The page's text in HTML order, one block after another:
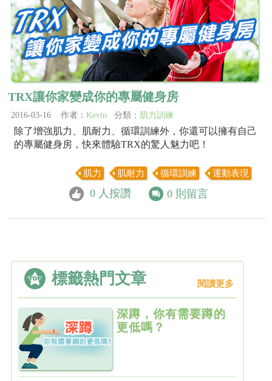
TRX讓你家變成你的專屬健身房
2016-03-16 作者： Kevin 分類： 肌力訓練
除了增強肌力、肌耐力、循環訓練外，你還可以擁有自己
的專屬健身房，快來體驗TRX的驚人魅力吧！
肌力 肌耐力 循環訓練 運動表現
0 人按讚 0 則留言
標籤熱門文章 閱讀更多
深蹲，你有需要蹲的
更低嗎？